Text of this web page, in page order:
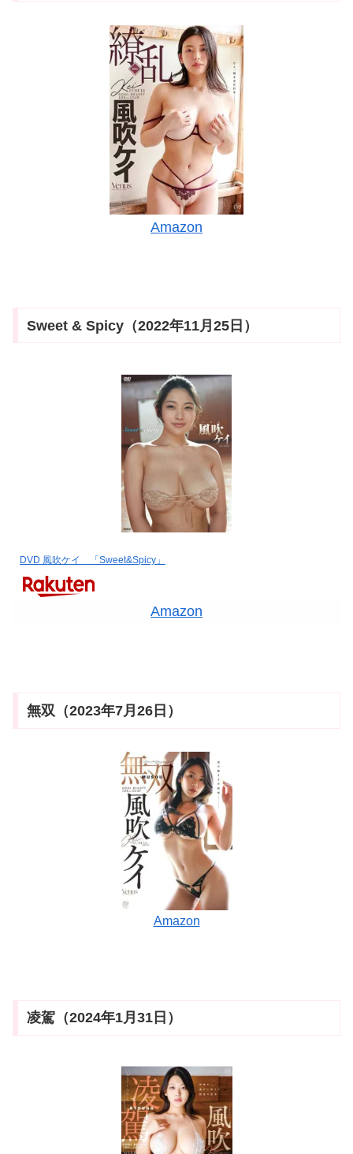
Amazon
Sweet & Spicy（2022年11月25日）
DVD 風吹ケイ 「Sweet&Spicy」
Amazon
無双（2023年7月26日）
Amazon
凌駕（2024年1月31日）